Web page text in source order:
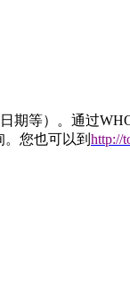
期等）。通过
您也可以到 http://